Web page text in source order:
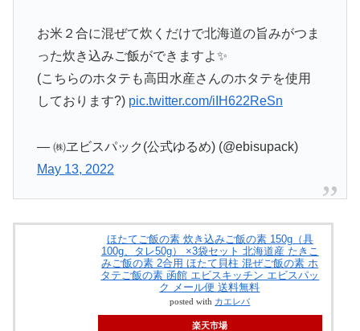
お米２合に混ぜて炊くだけで北海道の旨みがつま
った炊き込みご飯ができますよ✨
(こちらのホタテも高田水産さんのホタテを使用
しております?) pic.twitter.com/iIH622ReSn
— ㈱ヱビスパック(公式ゆるめ) (@ebisupack)
May 13, 2022
ほたてご飯の素 炊き込みご飯の素 150g（具
100g、タレ50g） ×3袋セット 北海道産 たきこ
みご飯の素 2合用 ほたて貝柱 混ぜご飯の素 ホ
タテご飯の素 函館 エビスキッチン エビスパッ
ク メール便 送料無料
posted with カエレバ
楽天市場